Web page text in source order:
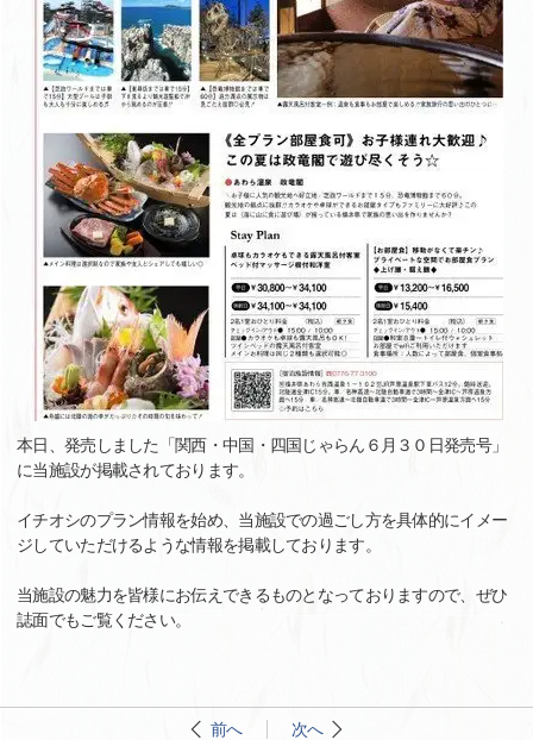
本日、発売しました「関西・中国・四国じゃらん６月３０日発売号」
に当施設が掲載されております。
イチオシのプラン情報を始め、当施設での過ごし方を具体的にイメー
ジしていただけるような情報を掲載しております。
当施設の魅力を皆様にお伝えできるものとなっておりますので、ぜひ
誌面でもご覧ください。
前へ 次へ